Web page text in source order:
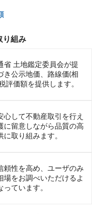
り組み
省 土地鑑定委員会が提
き公示地価、路線価(相
評価額を提供します。
心して不動産取引を行え
に留意しながら品質の高
取り組みます。
頼性を高め、ユーザのみ
場をお調べいただけるよ
ています。